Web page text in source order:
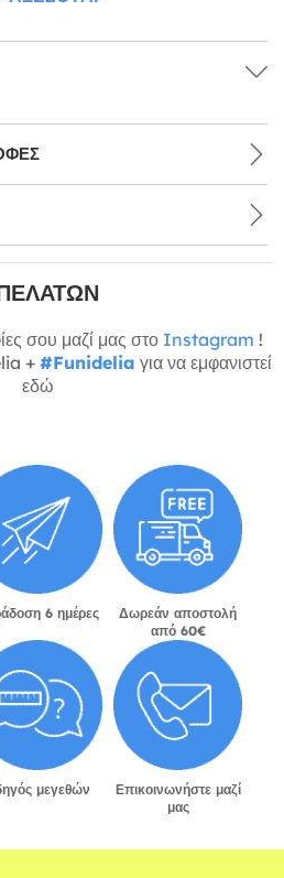
σου μαζί μας στο Instagram !
+ #Funidelia για να εμφανιστεί
εδώ
6 ημέρες
Δωρεάν αποστολή
από 60€
μεγεθών
Επικοινωνήστε μαζί
μας